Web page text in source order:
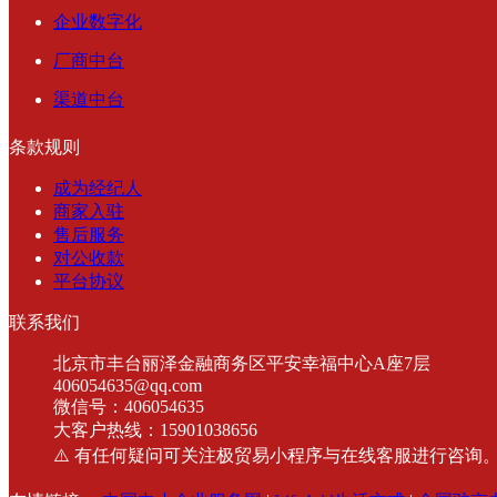
企业数字化
厂商中台
渠道中台
条款规则
成为经纪人
商家入驻
售后服务
对公收款
平台协议
联系我们
北京市丰台丽泽金融商务区平安幸福中心A座7层
406054635@qq.com
微信号：406054635
大客户热线：15901038656
⚠️ 有任何疑问可关注极贸易小程序与在线客服进行咨询